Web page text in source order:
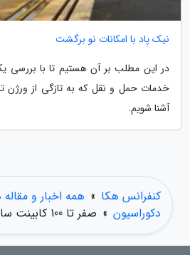
نیک پاد با امکانات نو برگشت
در این مطلب بر آن هستیم تا با بررسی
خدمات حمل و نقل که به تازگی از ورژن
آشنا شویم.
کنفرانس هکا » همه اخبار و مقاله
دکوراسیون » صفر تا 100 کابینت سازی